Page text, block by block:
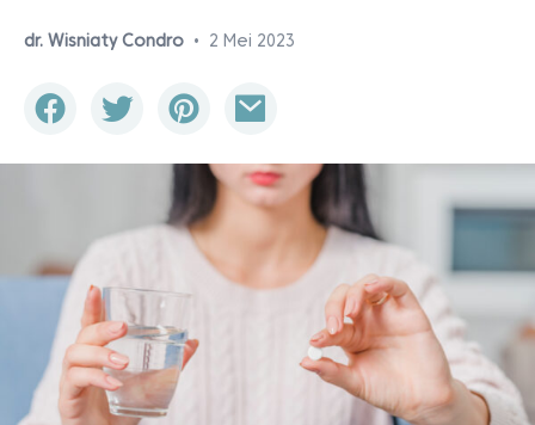
dr. Wisniaty Condro • 2 Mei 2023